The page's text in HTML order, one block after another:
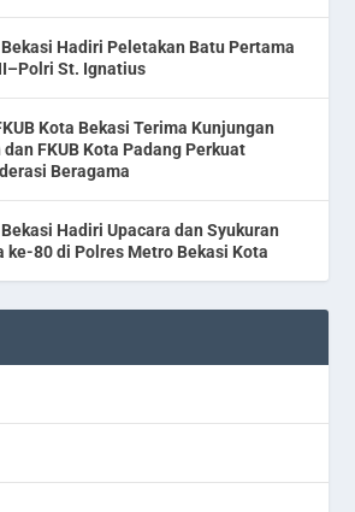
Hadiri Peletakan Batu Pertama
St. Ignatius
Kota Bekasi Terima Kunjungan
FKUB Kota Padang Perkuat
Beragama
Hadiri Upacara dan Syukuran
ke-80 di Polres Metro Bekasi Kota